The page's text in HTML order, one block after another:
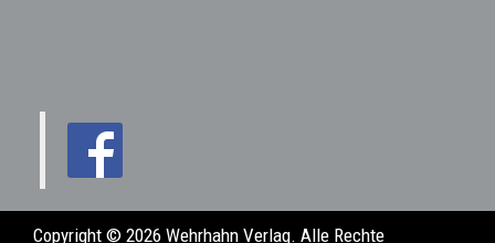
Copyright © 2026 Wehrhahn Verlag. Alle Rechte